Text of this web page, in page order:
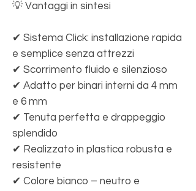
💡 Vantaggi in sintesi
✔ Sistema Click: installazione rapida
e semplice senza attrezzi
✔ Scorrimento fluido e silenzioso
✔ Adatto per binari interni da 4 mm
e 6 mm
✔ Tenuta perfetta e drappeggio
splendido
✔ Realizzato in plastica robusta e
resistente
✔ Colore bianco – neutro e